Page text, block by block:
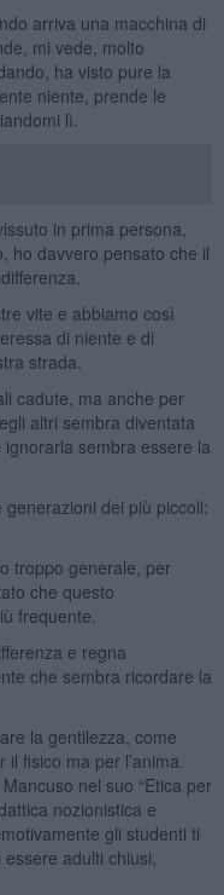
arriva una macchina di
mi vede, molto
ha visto pure la
niente, prende le
lì.
in prima persona,
ho davvero pensato che il
vite e abbiamo così
di niente e di
strada.
cadute, ma anche per
altri sembra diventata
sembra essere la
dei più piccoli:
troppo generale, per
che questo
frequente.
e regna
che sembra ricordare la
la gentilezza, come
fisico ma per l’anima.
nel suo “Etica per
nozionistica e
gli studenti ti
adulti chiusi,